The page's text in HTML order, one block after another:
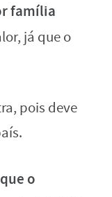
família
já que o
pois deve
o